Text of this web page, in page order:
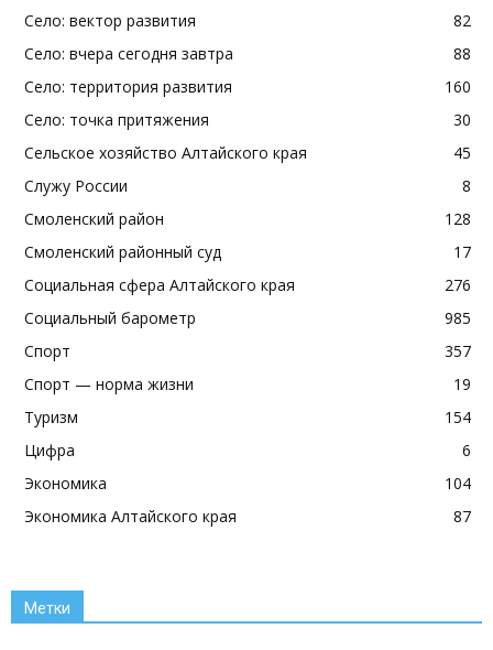
Село: вектор развития
82
Село: вчера сегодня завтра
88
Село: территория развития
160
Село: точка притяжения
30
Сельское хозяйство Алтайского края
45
Служу России
8
Смоленский район
128
Смоленский районный суд
17
Социальная сфера Алтайского края
276
Социальный барометр
985
Спорт
357
Спорт — норма жизни
19
Туризм
154
Цифра
6
Экономика
104
Экономика Алтайского края
87
Метки